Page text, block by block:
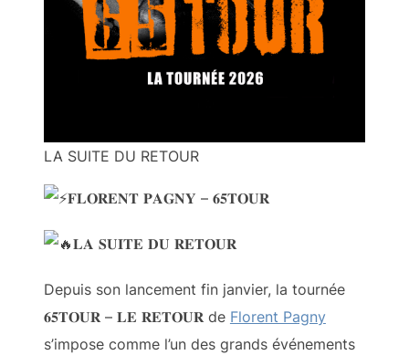
LA SUITE DU RETOUR
𝐅𝐋𝐎𝐑𝐄𝐍𝐓 𝐏𝐀𝐆𝐍𝐘 – 𝟔𝟓𝐓𝐎𝐔𝐑
𝐋𝐀 𝐒𝐔𝐈𝐓𝐄 𝐃𝐔 𝐑𝐄𝐓𝐎𝐔𝐑
Depuis son lancement fin janvier, la tournée
𝟔𝟓𝐓𝐎𝐔𝐑 – 𝐋𝐄 𝐑𝐄𝐓𝐎𝐔𝐑 de Florent Pagny
s’impose comme l’un des grands événements